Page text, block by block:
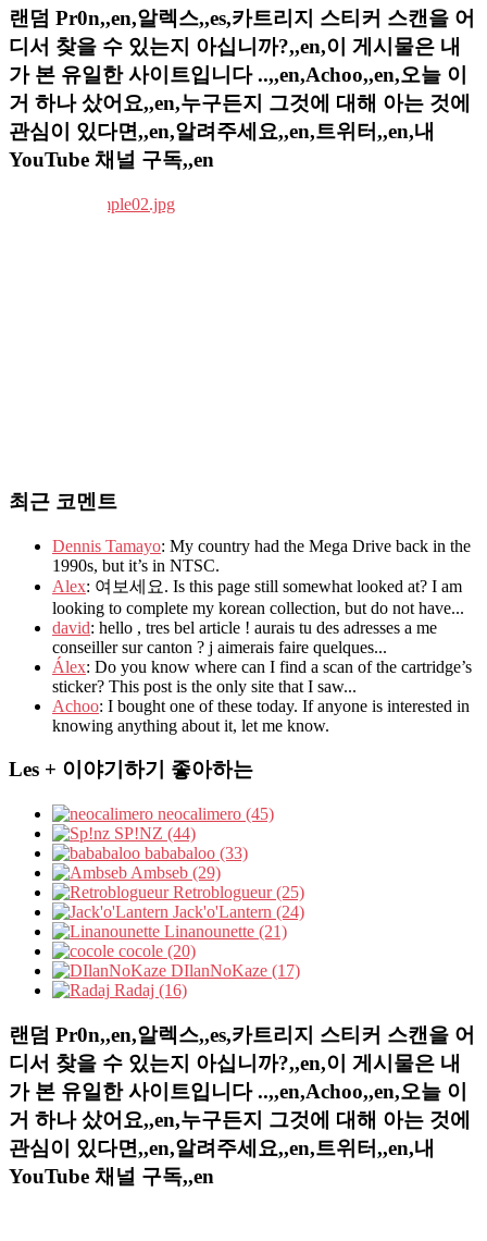
랜덤 Pr0n,,en,알렉스,,es,카트리지 스티커 스캔을 어
디서 찾을 수 있는지 아십니까?,,en,이 게시물은 내
가 본 유일한 사이트입니다 ..,,en,Achoo,,en,오늘 이
거 하나 샀어요,,en,누구든지 그것에 대해 아는 것에
관심이 있다면,,en,알려주세요,,en,트위터,,en,내
YouTube 채널 구독,,en
최근 코멘트
Dennis Tamayo: My country had the Mega Drive back in the
1990s, but it’s in NTSC.
Alex: 여보세요. Is this page still somewhat looked at? I am
looking to complete my korean collection, but do not have...
david: hello , tres bel article ! aurais tu des adresses a me
conseiller sur canton ? j aimerais faire quelques...
Álex: Do you know where can I find a scan of the cartridge’s
sticker? This post is the only site that I saw...
Achoo: I bought one of these today. If anyone is interested in
knowing anything about it, let me know.
Les + 이야기하기 좋아하는
neocalimero (45)
SP!NZ (44)
bababaloo (33)
Ambseb (29)
Retroblogueur (25)
Jack'o'Lantern (24)
Linanounette (21)
cocole (20)
DIlanNoKaze (17)
Radaj (16)
랜덤 Pr0n,,en,알렉스,,es,카트리지 스티커 스캔을 어
디서 찾을 수 있는지 아십니까?,,en,이 게시물은 내
가 본 유일한 사이트입니다 ..,,en,Achoo,,en,오늘 이
거 하나 샀어요,,en,누구든지 그것에 대해 아는 것에
관심이 있다면,,en,알려주세요,,en,트위터,,en,내
YouTube 채널 구독,,en